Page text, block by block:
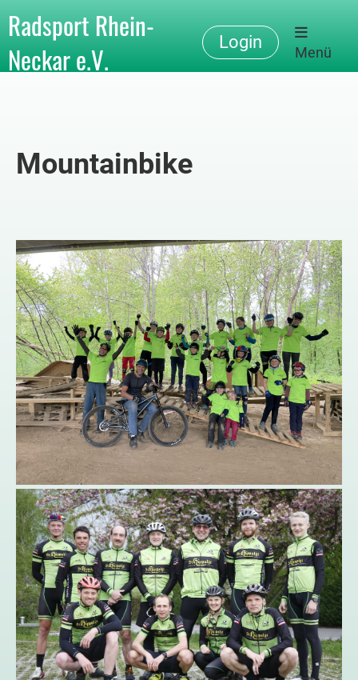
Radsport Rhein-
Neckar e.V.
Login
Menü
Mountainbike